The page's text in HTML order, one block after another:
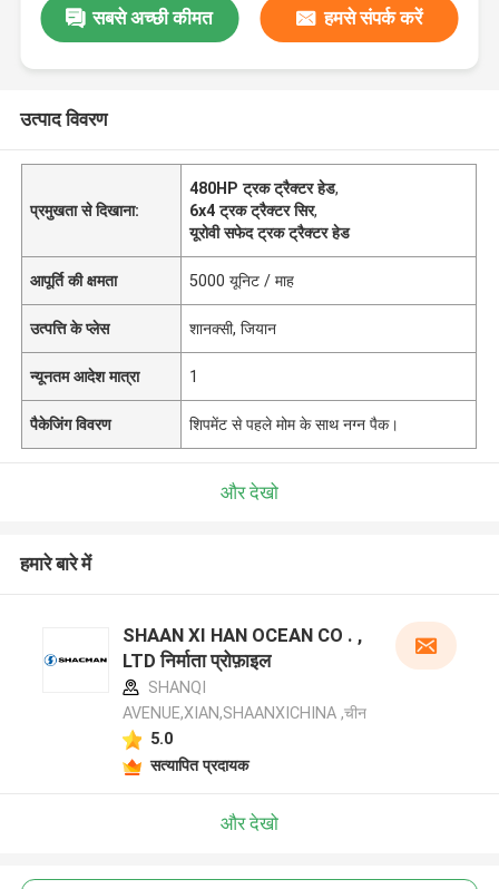
सबसे अच्छी कीमत हमसे संपर्क करें
उत्पाद विवरण
प्रमुखता से दिखाना:
480HP ट्रक ट्रैक्टर हेड,
6x4 ट्रक ट्रैक्टर सिर,
यूरोवी सफेद ट्रक ट्रैक्टर हेड
आपूर्ति की क्षमता 5000 यूनिट / माह
उत्पत्ति के प्लेस शानक्सी, जियान
न्यूनतम आदेश मात्रा 1
पैकेजिंग विवरण शिपमेंट से पहले मोम के साथ नग्न पैक।
और देखो
हमारे बारे में
SHAAN XI HAN OCEAN CO . ,
LTD निर्माता प्रोफ़ाइल
SHANQI
AVENUE,XIAN,SHAANXICHINA ,चीन
5.0
सत्यापित प्रदायक
और देखो